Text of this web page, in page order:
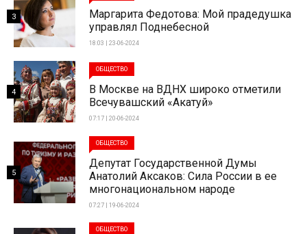
Маргарита Федотова: Мой прадедушка
управлял Поднебесной
18:03 | 23-06-2024
3
ОБЩЕСТВО
В Москве на ВДНХ широко отметили
Всечувашский «Акатуй»
07:17 | 20-06-2024
4
ОБЩЕСТВО
Депутат Государственной Думы
Анатолий Аксаков: Сила России в ее
многонациональном народе
07:27 | 19-06-2024
5
ОБЩЕСТВО